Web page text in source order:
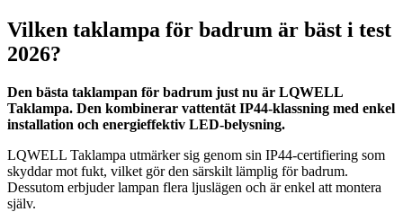
Vilken taklampa för badrum är bäst i test
2026?
Den bästa taklampan för badrum just nu är LQWELL
Taklampa. Den kombinerar vattentät IP44-klassning med enkel
installation och energieffektiv LED-belysning.
LQWELL Taklampa utmärker sig genom sin IP44-certifiering som
skyddar mot fukt, vilket gör den särskilt lämplig för badrum.
Dessutom erbjuder lampan flera ljuslägen och är enkel att montera
själv.